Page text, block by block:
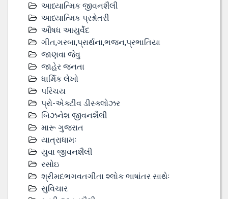
આધ્યાત્મિક જીવનશૈલી
આધ્યાત્મિક પ્રશ્નોતરી
ઔષધ આયુર્વેદ
ગીત,ગરબા,પ્રાર્થના,ભજન,પ્રભાતિયા
જાણવા જેવુ
જાહેર જનતા
ધાર્મિક લેખો
પરિચય
પ્રો-એક્ટીવ ડીસ્‍ક્લોઝર
બિઝનેશ જીવનશૈલી
મારૂ ગુજરાત
યાત્રાધામઃ
યુવા જીવનશૈલી
રસોઇ
શ્રીમદભગવતગીતા શ્લોક ભાષાંતર સાથેઃ
સુવિચાર